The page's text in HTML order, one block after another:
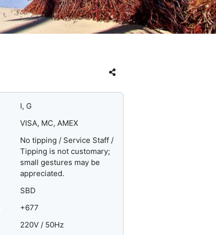
I, G
VISA, MC, AMEX
No tipping / Service Staff /
Tipping is not customary;
small gestures may be
appreciated.
SBD
+677
220V / 50Hz